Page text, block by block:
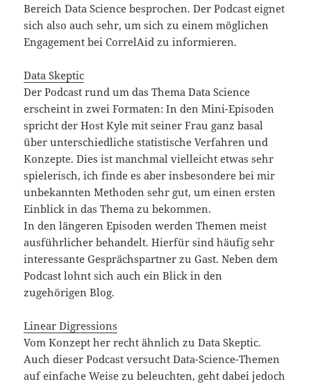
Bereich Data Science besprochen. Der Podcast eignet
sich also auch sehr, um sich zu einem möglichen
Engagement bei CorrelAid zu informieren.
Data Skeptic
Der Podcast rund um das Thema Data Science
erscheint in zwei Formaten: In den Mini-Episoden
spricht der Host Kyle mit seiner Frau ganz basal
über unterschiedliche statistische Verfahren und
Konzepte. Dies ist manchmal vielleicht etwas sehr
spielerisch, ich finde es aber insbesondere bei mir
unbekannten Methoden sehr gut, um einen ersten
Einblick in das Thema zu bekommen.
In den längeren Episoden werden Themen meist
ausführlicher behandelt. Hierfür sind häufig sehr
interessante Gesprächspartner zu Gast. Neben dem
Podcast lohnt sich auch ein Blick in den
zugehörigen Blog.
Linear Digressions
Vom Konzept her recht ähnlich zu Data Skeptic.
Auch dieser Podcast versucht Data-Science-Themen
auf einfache Weise zu beleuchten, geht dabei jedoch